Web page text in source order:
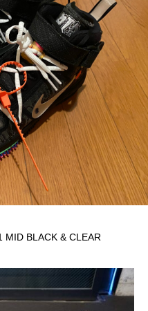
MID BLACK & CLEAR